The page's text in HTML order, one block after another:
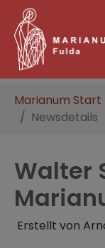
Zum Hauptinhalt
Marianum Start
Newsdetails
Walter
Erstellt von